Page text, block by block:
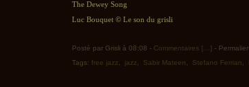
The Dewey Song
Luc Bouquet © Le son du grisli
Posté par Grisli à 08:08 - Commentaires [ ] -
Tags: free jazz jazz Sabir Mateen Stefano Ferrian